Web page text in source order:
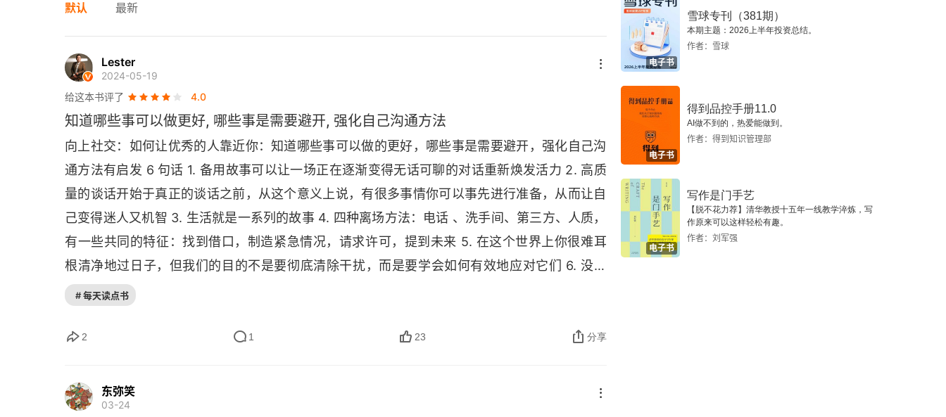
默认 最新
Lester
2024-05-19
给这本书评了
4.0
知道哪些事可以做更好, 哪些事是需要避开, 强化自己沟通方法
向上社交：如何让优秀的人靠近你：知道哪些事可以做的更好，哪些事是需要避开，强化自己沟
通方法有启发 6 句话 1. 备用故事可以让一场正在逐渐变得无话可聊的对话重新焕发活力 2. 高质
量的谈话开始于真正的谈话之前，从这个意义上说，有很多事情你可以事先进行准备，从而让自
己变得迷人又机智 3. 生活就是一系列的故事 4. 四种离场方法：电话 、洗手间、第三方、人质，
有一些共同的特征：找到借口，制造紧急情况，请求许可，提到未来 5. 在这个世界上你很难耳
根清净地过日子，但我们的目的不是要彻底清除干扰，而是要学会如何有效地应对它们 6. 没有
“不” 的人生不是你自己的人生，而是为别人而活的人生重点整理 1. 谈话简历应包含以下四个部
得怎么样？有什么亮点吗？你的家人 / 伴侣近来如何？有什么亮点吗？你的工作怎么样？有什么
点吗？你来自什么地方？有什么亮点吗？你在现居地住了多久？有什么亮点吗？你在哪里上的
学？参加过什么活动？有什么亮点吗？你的工作是什么？有什么亮点吗？高光时刻你最独特的五
# 每天读点书
2 1 23 分享
东弥笑
03-24
电子书
雪球专刊（381期）
本期主题：2026上半年投资总结。
作者：雪球
电子书
得到品控手册11.0
AI做不到的，热爱能做到。
作者：得到知识管理部
电子书
写作是门手艺
【脱不花力荐】清华教授十五年一线教学淬炼，写
作原来可以这样轻松有趣。
作者：刘军强